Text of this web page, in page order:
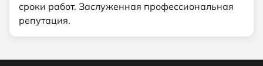
сроки работ. Заслуженная профессиональная
репутация.